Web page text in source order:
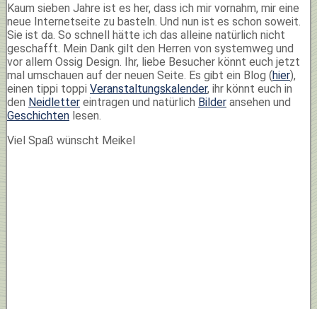
Kaum sieben Jahre ist es her, dass ich mir vornahm, mir eine
neue Internetseite zu basteln. Und nun ist es schon soweit.
Sie ist da. So schnell hätte ich das alleine natürlich nicht
geschafft. Mein Dank gilt den Herren von systemweg und
vor allem Ossig Design. Ihr, liebe Besucher könnt euch jetzt
mal umschauen auf der neuen Seite. Es gibt ein Blog (hier),
einen tippi toppi Veranstaltungskalender, ihr könnt euch in
den Neidletter eintragen und natürlich Bilder ansehen und
Geschichten lesen.
Viel Spaß wünscht Meikel